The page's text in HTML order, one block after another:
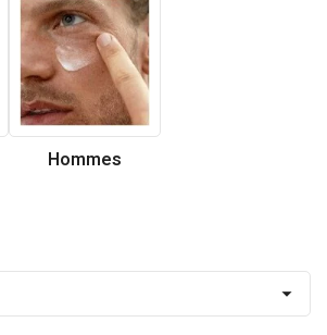
Hommes
